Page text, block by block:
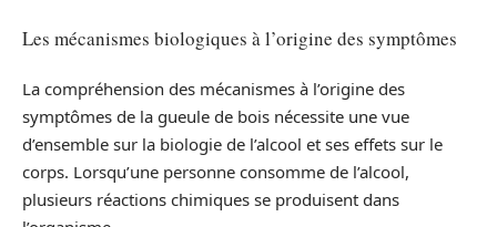
Les mécanismes biologiques à l’origine des symptômes
La compréhension des mécanismes à l’origine des
symptômes de la gueule de bois nécessite une vue
d’ensemble sur la biologie de l’alcool et ses effets sur le
corps. Lorsqu’une personne consomme de l’alcool,
plusieurs réactions chimiques se produisent dans